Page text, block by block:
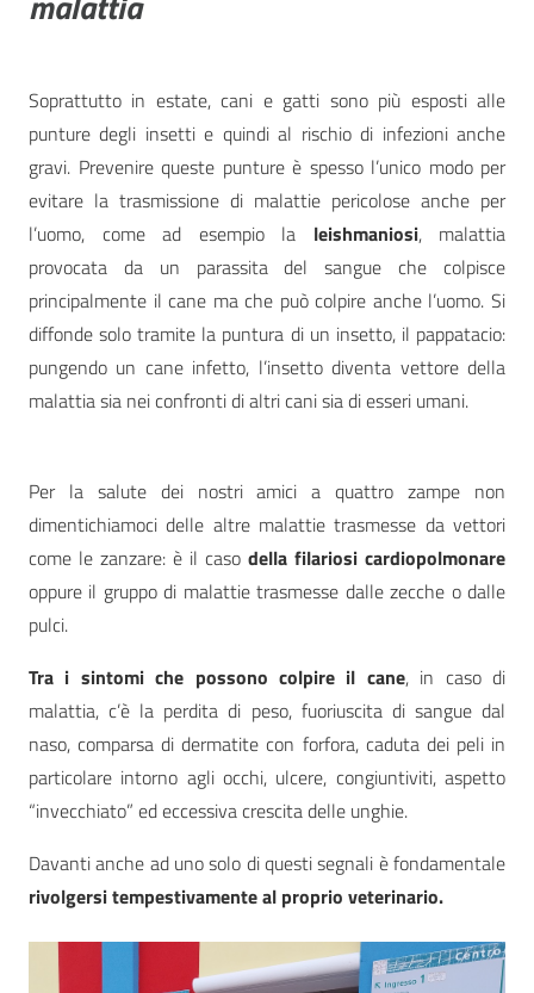
Soprattutto in estate, cani e gatti sono più esposti alle
punture degli insetti e quindi al rischio di infezioni anche
gravi. Prevenire queste punture è spesso l’unico modo per
evitare la trasmissione di malattie pericolose anche per
l’uomo, come ad esempio la leishmaniosi, malattia
provocata da un parassita del sangue che colpisce
principalmente il cane ma che può colpire anche l’uomo. Si
diffonde solo tramite la puntura di un insetto, il pappatacio:
pungendo un cane infetto, l’insetto diventa vettore della
malattia sia nei confronti di altri cani sia di esseri umani.
Per la salute dei nostri amici a quattro zampe non
dimentichiamoci delle altre malattie trasmesse da vettori
come le zanzare: è il caso della filariosi cardiopolmonare
oppure il gruppo di malattie trasmesse dalle zecche o dalle
pulci.
Tra i sintomi che possono colpire il cane, in caso di
malattia, c’è la perdita di peso, fuoriuscita di sangue dal
naso, comparsa di dermatite con forfora, caduta dei peli in
particolare intorno agli occhi, ulcere, congiuntiviti, aspetto
“invecchiato” ed eccessiva crescita delle unghie.
Davanti anche ad uno solo di questi segnali è fondamentale
rivolgersi tempestivamente al proprio veterinario.